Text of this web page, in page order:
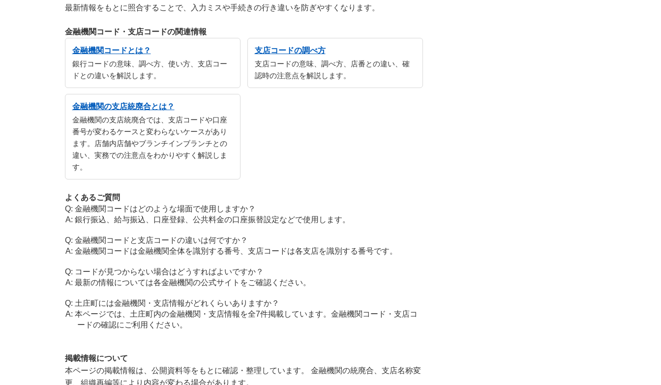
最新情報をもとに照合することで、入力ミスや手続きの行き違いを防ぎやすくなります。
金融機関コード・支店コードの関連情報
金融機関コードとは？
銀行コードの意味、調べ方、使い方、支店コー
ドとの違いを解説します。
支店コードの調べ方
支店コードの意味、調べ方、店番との違い、確
認時の注意点を解説します。
金融機関の支店統廃合とは？
金融機関の支店統廃合では、支店コードや口座
番号が変わるケースと変わらないケースがあり
ます。店舗内店舗やブランチインブランチとの
違い、実務での注意点をわかりやすく解説しま
す。
よくあるご質問
金融機関コードはどのような場面で使用しますか？
銀行振込、給与振込、口座登録、公共料金の口座振替設定などで使用します。
金融機関コードと支店コードの違いは何ですか？
金融機関コードは金融機関全体を識別する番号、支店コードは各支店を識別する番号です。
コードが見つからない場合はどうすればよいですか？
最新の情報については各金融機関の公式サイトをご確認ください。
土庄町には金融機関・支店情報がどれくらいありますか？
本ページでは、土庄町内の金融機関・支店情報を全7件掲載しています。金融機関コード・支店コ
ードの確認にご利用ください。
掲載情報について
本ページの掲載情報は、公開資料等をもとに確認・整理しています。 金融機関の統廃合、支店名称変
更、組織再編等により内容が変わる場合があります。